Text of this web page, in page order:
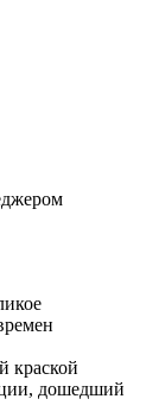
краской
дошедший